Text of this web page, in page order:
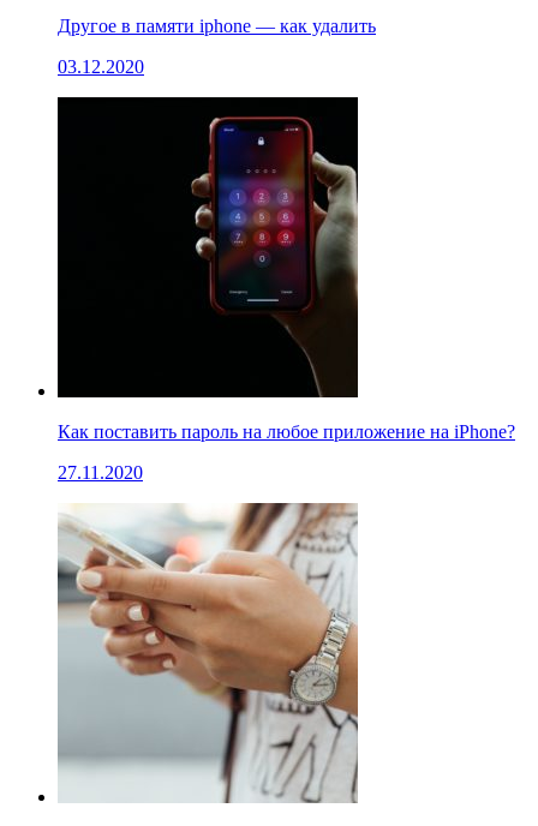
Другое в памяти iphone — как удалить
03.12.2020
Как поставить пароль на любое приложение на iPhone?
27.11.2020